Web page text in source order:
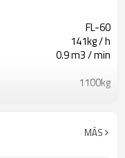
FL-60
141kg / h
0.9 m3 / min
1100kg
ajustable
del material
MÁS